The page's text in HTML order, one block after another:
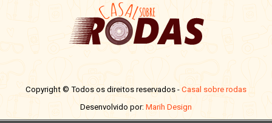
Copyright © Todos os direitos reservados - Casal sobre rodas
Desenvolvido por: Marih Design